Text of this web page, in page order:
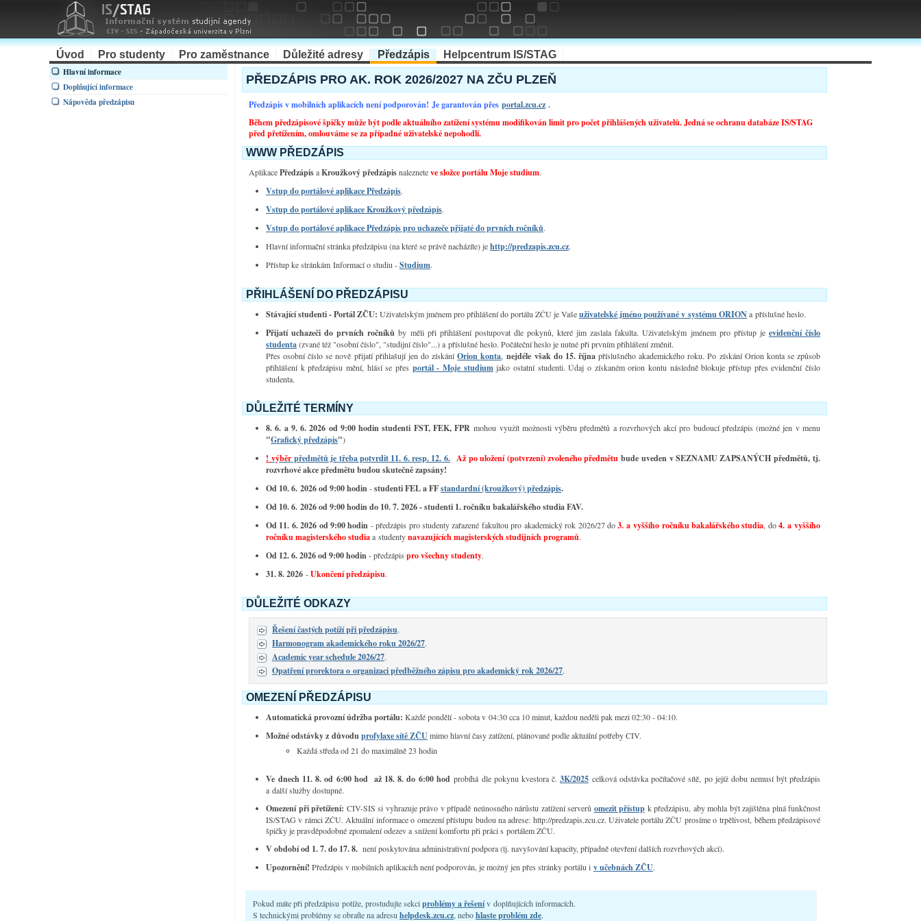
Úvod Pro studenty Pro zaměstnance Důležité adresy Předzápis
Helpcentrum IS/STAG
Hlavní informace
Doplňující informace
Nápověda předzápisu
PŘEDZÁPIS PRO AK. ROK 2026/2027 NA ZČU PLZEŇ
Předzápis v mobilních aplikacích není podporován! Je garantován přes portal.zcu.cz .
Během předzápisové špičky může být podle aktuálního zatížení systému modifikován limit pro počet přihlášených uživatelů. Jedná se ochranu databáze IS/STAG
před přetížením, omlouváme se za případné uživatelské nepohodlí.
WWW PŘEDZÁPIS
AplikacePředzápisaKroužkový předzápisnalezneteve složce portálu Moje studium.
Vstup do portálové aplikace Předzápis.
Vstup do portálové aplikace Kroužkový předzápis.
Vstup do portálové aplikace Předzápis pro uchazeče přijaté do prvních ročníků.
Hlavní informační stránka předzápisu (na které se právě nacházíte) jehttp://predzapis.zcu.cz.
Přístup ke stránkám Informací o studiu -Studium.
PŘIHLÁŠENÍ DO PŘEDZÁPISU
Stávající studenti - Portál ZČU: Uživatelským jménem pro přihlášení do portálu ZČU je Vašeuživatelské jméno používané v systému ORIONa příslušné heslo.
Přijatí uchazeči do prvních ročníků by měli při přihlášení postupovat dle pokynů, které jim zaslala fakulta. Uživatelským jménem pro přístup je evidenční číslo
studenta(zvané též "osobní číslo", "studijní číslo"...) a příslušné heslo. Počáteční heslo je nutné při prvním přihlášení změnit.
Přes osobní číslo se nově přijatí přihlašují jen do získáníOrion konta ,nejdéle však do 15. říjnapříslušného akademického roku. Po získání Orion konta se způsob
přihlášení k předzápisu mění, hlásí se přes portál - Moje studiumjako ostatní studenti. Údaj o získaném orion kontu následně blokuje přístup přes evidenční číslo
studenta.
DŮLEŽITÉ TERMÍNY
8. 6. a 9. 6. 2026 od 9:00 hodin studenti FST, FEK, FPRmohou využít možnosti výběru předmětů a rozvrhových akcí pro budoucí předzápis (možné jen v menu
"Grafický předzápis")
!výběr předmětů je třeba potvrdit 11. 6. resp. 12. 6. Ažpo uložení (potvrzení) zvoleného předmětu budeuveden v SEZNAMU ZAPSANÝCH předmětů, tj.
rozvrhové akce předmětu budou skutečně zapsány!
Od 10. 6. 2026 od 9:00 hodin-studenti FEL a FFstandardní (kroužkový) předzápis.
Od 10. 6. 2026 od 9:00 hodin do 10. 7. 2026 - studenti 1. ročníku bakalářského studia FAV.
Od 11. 6. 2026 od 9:00 hodin - předzápis pro studenty zařazené fakultou pro akademický rok 2026/27 do3. a vyššího ročníku bakalářského studia , do4. a vyššího
ročníku magisterského studiaa studentynavazujících magisterských studijních programů.
Od 12. 6. 2026 od 9:00 hodin- předzápis pro všechny studenty.
31. 8. 2026 -Ukončení předzápisu.
DŮLEŽITÉ ODKAZY
Řešení častých potíží při předzápisu.
Harmonogram akademického roku 2026/27.
Academic year schedule 2026/27.
Opatření prorektora o organizaci předběžného zápisu pro akademický rok 2026/27.
OMEZENÍ PŘEDZÁPISU
Automatická provozní údržba portálu: Každé pondělí - sobota v 04:30 cca 10 minut, každou neděli pak mezi 02:30 - 04:10.
Možné odstávky z důvoduprofylaxe sítě ZČUmimo hlavní časy zatížení, plánované podle aktuální potřeby CIV.
Každá středa od 21 do maximálně 23 hodin
Ve dnech 11. 8. od 6:00 hod až 18. 8. do 6:00 hod probíhá dle pokynu kvestora č. 3K/2025celková odstávka počítačové sítě, po jejíž dobu nemusí být předzápis
a další služby dostupné.
Omezení při přetížení: CIV-SIS si vyhrazuje právo v případě neúnosného nárůstu zatížení serverů omezit přístup k předzápisu, aby mohla být zajištěna plná funkčnost
IS/STAG v rámci ZČU. Aktuální informace o omezení přístupu budou na adrese: http://predzapis.zcu.cz. Uživatele portálu ZČU prosíme o trpělivost, během předzápisové
špičky je pravděpodobné zpomalení odezev a snížení komfortu při práci s portálem ZČU.
V období od 1. 7. do 17. 8. není poskytována administrativní podpora (tj. navyšování kapacity, případně otevření dalších rozvrhových akcí).
Upozornění! Předzápis v mobilních aplikacích není podporován, je možný jen přes stránky portálu i v učebnách ZČU.
Pokud máte při předzápisu potíže, prostudujte sekciproblémy a řešenív doplňujících informacích.
S technickými problémy se obraťte na adresu helpdesk.zcu.cz , nebohlaste problém zde.